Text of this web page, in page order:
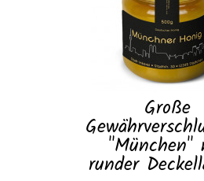
Große
"München"
runder